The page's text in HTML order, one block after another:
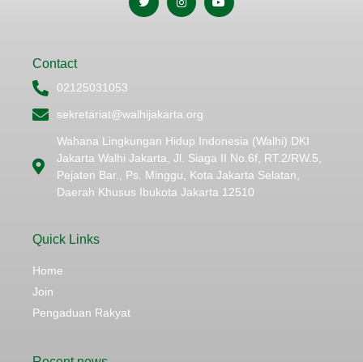
Contact
02125031053
sekretariat@walhijakarta.org
Wahana Lingkungan Hidup Indonesia (Walhi) DKI
Jakarta Walhi Jakarta, Jl. Siaga II No.6f, RT.2/RW.5,
Pejaten Bar., Ps. Minggu, Kota Jakarta Selatan,
Daerah Khusus Ibukota Jakarta 12510
Quick Links
Home
Join
Pengaduan Rakyat